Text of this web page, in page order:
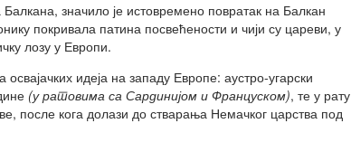
значило је истовремено повратак на Балкан
покривала патина посвећености и чији су цареви, у
лозу у Европи.
идеја на западу Европе: аустро-угарски
(у ратовима са Сардинијом и Француском), те у рату
после кога долази до стварања Немачког царства под